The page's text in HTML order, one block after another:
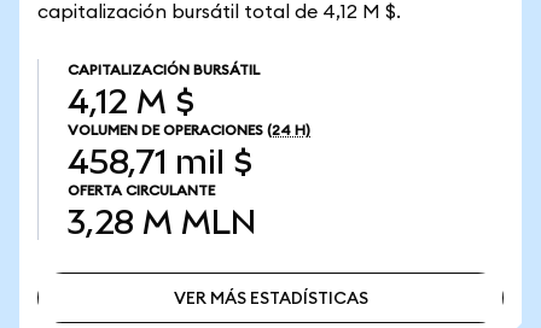
capitalización bursátil total de 4,12 M $.
CAPITALIZACIÓN BURSÁTIL
4,12 M $
VOLUMEN DE OPERACIONES (24 H)
458,71 mil $
OFERTA CIRCULANTE
3,28 M MLN
VER MÁS ESTADÍSTICAS